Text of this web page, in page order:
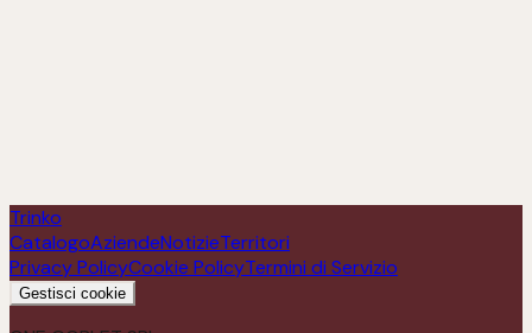
Trinko
CatalogoAziendeNotizieTerritori
Privacy PolicyCookie PolicyTermini di Servizio
Gestisci cookie